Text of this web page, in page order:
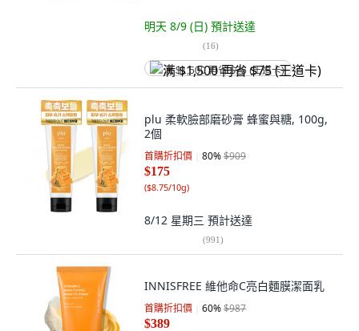
明天 8/9 (日) 預計送達
(16)
满 $1,500 再省 $75 (王道卡)
plu 柔軟臉部磨砂膏 蜂蜜與糖, 100g,
2個
首購折扣價 80%$909
$175
($8.75/10g)
8/12 星期三 預計送達
(991)
INNISFREE 維他命C亮白麵膜潔面乳
首購折扣價 60%$987
$389